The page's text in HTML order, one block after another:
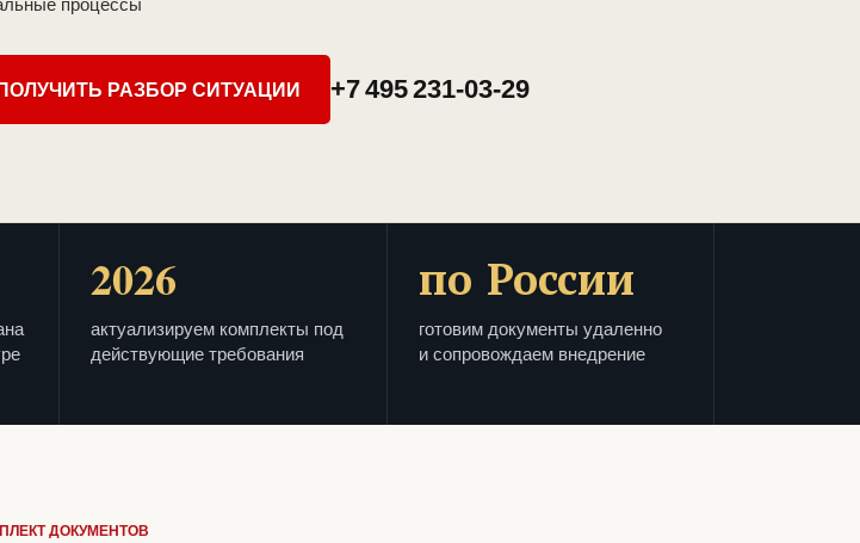
процессы
ПОЛУЧИТЬ РАЗБОР СИТУАЦИИ +7 495 231-03-29
2026
актуализируем комплекты под
действующие требования
по России
готовим документы удаленно
и сопровождаем внедрение
ДОКУМЕНТОВ